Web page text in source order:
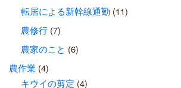
転居による新幹線通勤 (11)
農修行(7)
農家のこと (6)
農作業 (4)
キウイの剪定 (4)